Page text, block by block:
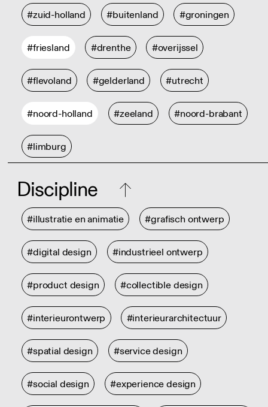
#zuid-holland #buitenland #groningen
#friesland #drenthe #overijssel
#flevoland #gelderland #utrecht
#noord-holland #zeeland #noord-brabant
#limburg
Discipline
#illustratie en animatie #grafisch ontwerp
#digital design #industrieel ontwerp
#product design #collectible design
#interieurontwerp #interieurarchitectuur
#spatial design #service design
#social design #experience design